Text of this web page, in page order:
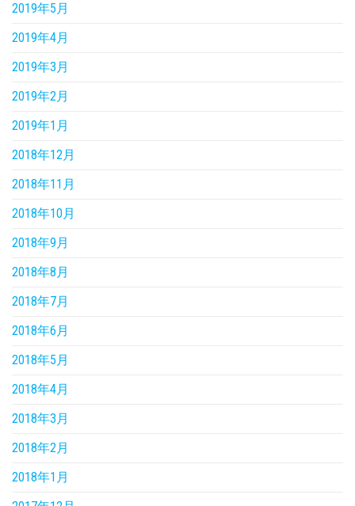
2019年5月
2019年4月
2019年3月
2019年2月
2019年1月
2018年12月
2018年11月
2018年10月
2018年9月
2018年8月
2018年7月
2018年6月
2018年5月
2018年4月
2018年3月
2018年2月
2018年1月